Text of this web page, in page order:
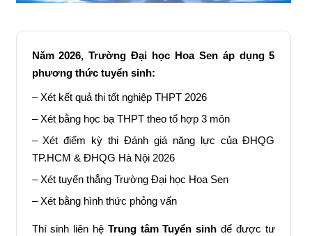
Năm 2026, Trường Đại học Hoa Sen áp dụng 5
phương thức tuyển sinh:
– Xét kết quả thi tốt nghiệp THPT 2026
– Xét bằng học bạ THPT theo tổ hợp 3 môn
– Xét điểm kỳ thi Đánh giá năng lực của ĐHQG
TP.HCM & ĐHQG Hà Nội 2026
– Xét tuyển thẳng Trường Đại học Hoa Sen
– Xét bằng hình thức phỏng vấn
Thí sinh liên hệ Trung tâm Tuyển sinh để được tư